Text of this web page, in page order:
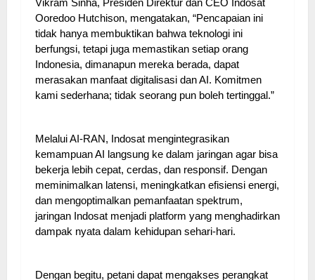
Vikram Sinha, Presiden Direktur dan CEO Indosat
Ooredoo Hutchison, mengatakan, “Pencapaian ini
tidak hanya membuktikan bahwa teknologi ini
berfungsi, tetapi juga memastikan setiap orang
Indonesia, dimanapun mereka berada, dapat
merasakan manfaat digitalisasi dan AI. Komitmen
kami sederhana; tidak seorang pun boleh tertinggal.”
Melalui AI-RAN, Indosat mengintegrasikan
kemampuan AI langsung ke dalam jaringan agar bisa
bekerja lebih cepat, cerdas, dan responsif. Dengan
meminimalkan latensi, meningkatkan efisiensi energi,
dan mengoptimalkan pemanfaatan spektrum,
jaringan Indosat menjadi platform yang menghadirkan
dampak nyata dalam kehidupan sehari-hari.
Dengan begitu, petani dapat mengakses perangkat